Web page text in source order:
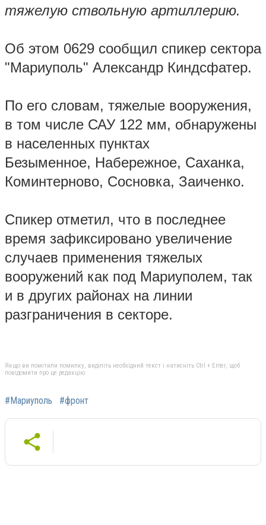
тяжелую ствольную артиллерию.
Об этом 0629 сообщил спикер сектора
"Мариуполь" Александр Киндсфатер.
По его словам, тяжелые вооружения,
в том числе САУ 122 мм, обнаружены
в населенных пунктах
Безыменное, Набережное, Саханка,
Коминтерново, Сосновка, Заиченко.
Спикер отметил, что в последнее
время зафиксировано увеличение
случаев применения тяжелых
вооружений как под Мариуполем, так
и в других районах на линии
разграничения в секторе.
Якщо ви помітили помилку, виділіть необхідний текст і натисніть Ctrl + Enter, щоб
повідомити про це редакцію
#Мариуполь #фронт